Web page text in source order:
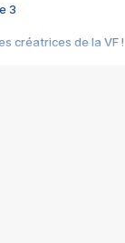
3
créatrices de la VF !